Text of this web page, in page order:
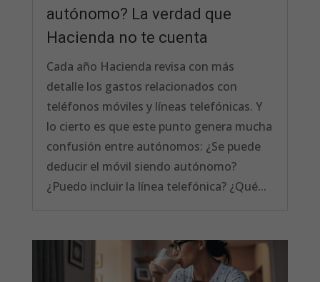
autónomo? La verdad que
Hacienda no te cuenta
Cada año Hacienda revisa con más
detalle los gastos relacionados con
teléfonos móviles y líneas telefónicas. Y
lo cierto es que este punto genera mucha
confusión entre autónomos: ¿Se puede
deducir el móvil siendo autónomo?
¿Puedo incluir la línea telefónica? ¿Qué...